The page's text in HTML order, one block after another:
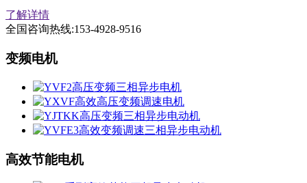
了解详情
全国咨询热线:153-4928-9516
变频电机
高效节能电机